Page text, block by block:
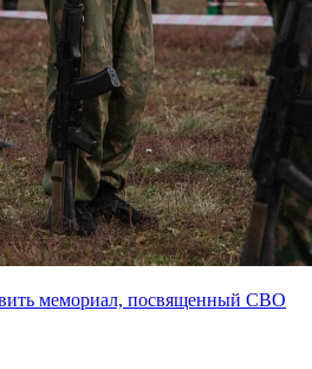
мемориал, посвященный СВО